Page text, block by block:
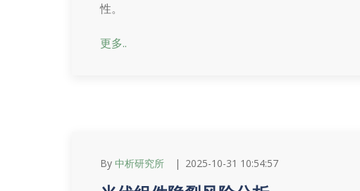
性。
更多..
By 中析研究所 2025-10-31 10:54:57